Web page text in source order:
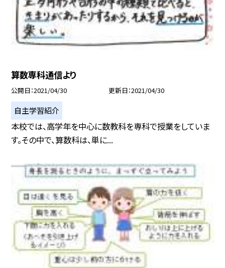
算数専科通信より
公開日 2021/04/30 更新日 2021/04/30
自主学習紹介
本校では、高学年を中心に数教科を専科で授業をしていま
す。その中で、算数科は、単に...